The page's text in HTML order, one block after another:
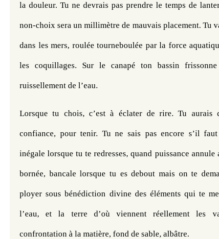
la douleur. Tu ne devrais pas prendre le temps de
non-choix sera un millimètre de mauvais placement. Tu
dans les mers, roulée tourneboulée par la force
les coquillages. Sur le canapé ton bassin
ruissellement de l’eau.
Lorsque tu chois, c’est à éclater de rire. Tu aurais
confiance, pour tenir. Tu ne sais pas encore s’il
inégale lorsque tu te redresses, quand puissance annule
bornée, bancale lorsque tu es debout mais on te
ployer sous bénédiction divine des éléments qui te
l’eau, et la terre d’où viennent réellement les
confrontation à la matière, fond de sable, albâtre.